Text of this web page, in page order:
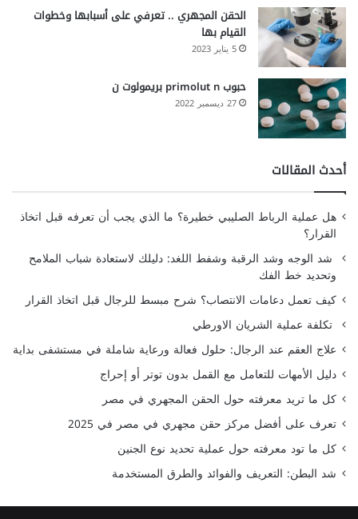
الحقن المجهري .. تعرفي على أسبابها وخطوات
القيام بها
5 يناير 2023
حبوب primolut n بريمولوت ن
27 ديسمبر 2022
أحدث المقالات
هل عملية الرباط الصليبي خطيرة؟ ما الذي يجب أن تعرفه قبل اتخاذ
القرار؟
شد الوجه وشد الرقبة وشفط اللغد: دليلك لاستعادة شباب الملامح
وتحديد خط الفك
كيف تعمل دعامات الانتصاب؟ شرح مبسط للرجال قبل اتخاذ القرار
تكلفة عملية الشريان الاورطي
علاج العقم عند الرجال: حلول فعالة ورعاية شاملة في مستشفى بداية
دليل الأمهات للتعامل مع القمل بدون توتر أو إحراج
كل ما تريد معرفته حول الحقن المجهري في مصر
تعرف على أفضل مركز حقن مجهري في مصر في 2025
كل ما تود معرفته حول عملية تحديد نوع الجنين
شد البطن: التعريف والفوائد والطرق المستخدمة